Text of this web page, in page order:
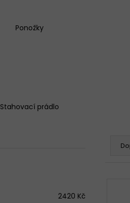
Ponožky
Stahovací prádlo
2420 Kč